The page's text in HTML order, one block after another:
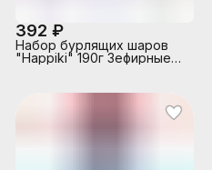
392 ₽
Набор бурлящих шаров
"Happiki" 190г Зефирные